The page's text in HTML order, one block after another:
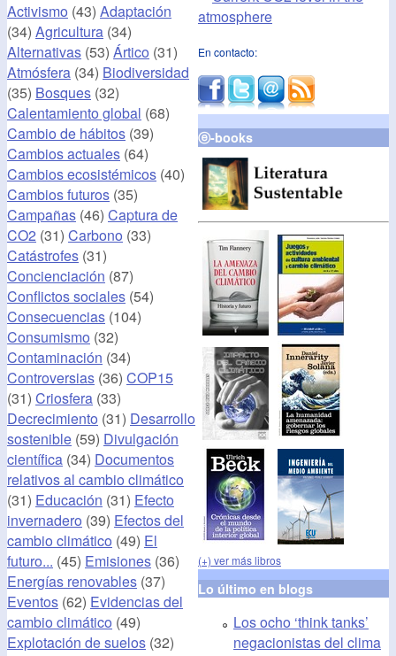
Activismo (43) Adaptación
(34) Agricultura (34)
Alternativas (53) Ártico (31)
Atmósfera (34) Biodiversidad
(35) Bosques (32)
Calentamiento global (68)
Cambio de hábitos (39)
Cambios actuales (64)
Cambios ecosistémicos (40)
Cambios futuros (35)
Campañas (46) Captura de
CO2 (31) Carbono (33)
Catástrofes (31)
Concienciación (87)
Conflictos sociales (54)
Consecuencias (104)
Consumismo (32)
Contaminación (34)
Controversias (36) COP15
(31) Criosfera (33)
Decrecimiento (31) Desarrollo
sostenible (59) Divulgación
científica (34) Documentos
relativos al cambio climático
(31) Educación (31) Efecto
invernadero (39) Efectos del
cambio climático (49) El
futuro... (45) Emisiones (36)
Energías renovables (37)
Eventos (62) Evidencias del
cambio climático (49)
Explotación de suelos (32)
En contacto:
ⓔ-books
(+) ver más libros
Lo último en blogs
Los ocho ‘think tanks’
negacionistas del clima